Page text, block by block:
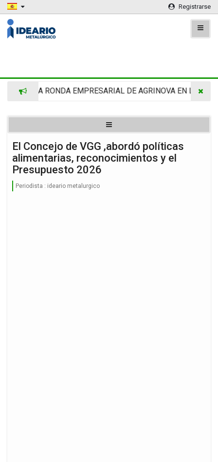
Registrarse
-CAFMA RONDA EMPRESARIAL DE AGRINOVA EN LA RURAL
El Concejo de VGG ,abordó políticas
alimentarias, reconocimientos y el
Presupuesto 2026
Periodista : ideario metalurgico